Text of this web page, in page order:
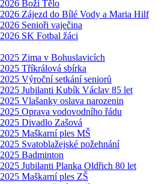
2026 Boží Tělo
2026 Zájezd do Bílé Vody a Maria Hilf
2026 Senioři vaječina
2026 SK Fotbal žáci
2025 Zima v Bohuslavicích
2025 Tříkrálová sbírka
2025 Výroční setkání seniorů
2025 Jubilanti Kubík Václav 85 let
2025 Vlašanky oslava narozenin
2025 Oprava vodovodního řádu
2025 Divadlo Zašová
2025 Maškarní ples MŠ
2025 Svatoblažejské požehnání
2025 Badminton
2025 Jubilanti Planka Oldřich 80 let
2025 Maškarní ples ZŠ